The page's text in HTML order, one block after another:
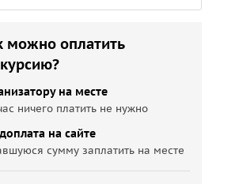
можно оплатить
на месте
ничего платить не нужно
на сайте
сумму заплатить на месте